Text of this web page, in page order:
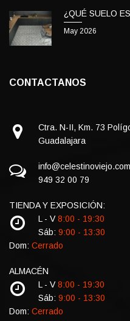
¿QUÉ SUELO
May 2026
CONTACTANOS
Ctra. N-II, Km. 73
Guadalajara
info@celestinoviejo.com
949 32 00 79
TIENDA Y EXPOSICIÓN:
L - V 8:00 - 19:30
Sáb: 9:00 - 13:30
Dom: Cerrado
ALMACÉN
L - V 8:00 - 19:30
Sáb: 9:00 - 13:30
Dom: Cerrado